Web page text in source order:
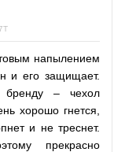
напылением
и его защищает.
бренду – чехол
хорошо гнется,
и не треснет.
прекрасно